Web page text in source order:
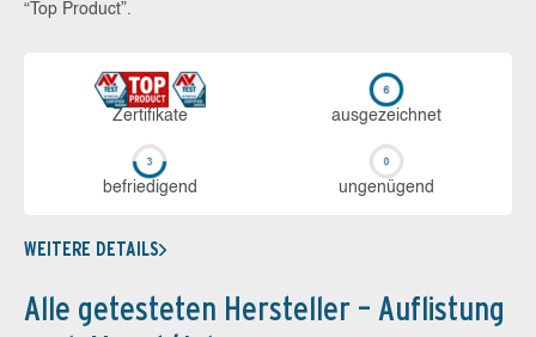
“Top Product”.
Zerti­fikate aus­ge­zeich­net
be­frie­di­gend un­ge­nü­gend
WEITERE DETAILS
Alle getesteten Hersteller – Auflistung